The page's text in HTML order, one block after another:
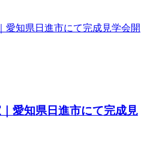
愛知県日進市にて完成見